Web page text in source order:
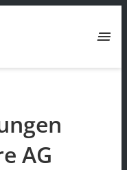
menu
AG